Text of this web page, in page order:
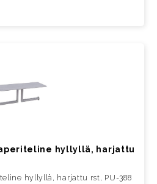
hyllyllä, harjattu
hyllyllä, harjattu rst, PU-388